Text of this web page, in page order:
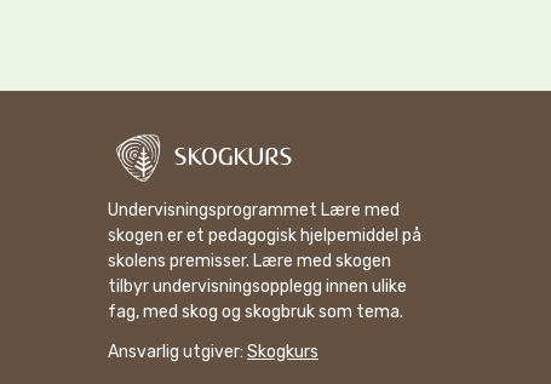
Undervisningsprogrammet Lære med
skogen er et pedagogisk hjelpemiddel på
skolens premisser. Lære med skogen
tilbyr undervisningsopplegg innen ulike
fag, med skog og skogbruk som tema.
Ansvarlig utgiver: Skogkurs